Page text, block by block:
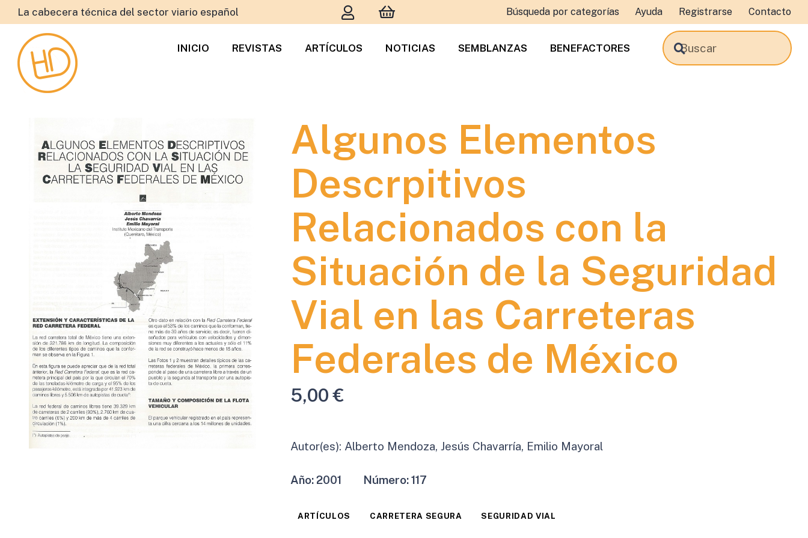
La cabecera técnica del sector viario español Búsqueda por categorías Ayuda Registrarse Contacto
INICIO REVISTAS ARTÍCULOS NOTICIAS SEMBLANZAS BENEFACTORES
Algunos Elementos
Descrpitivos
Relacionados con la
Situación de la Seguridad
Vial en las Carreteras
Federales de México
5,00€
Autor(es): Alberto Mendoza, Jesús Chavarría, Emilio Mayoral
Año:2001 Número:117
ARTÍCULOS CARRETERA SEGURA SEGURIDAD VIAL